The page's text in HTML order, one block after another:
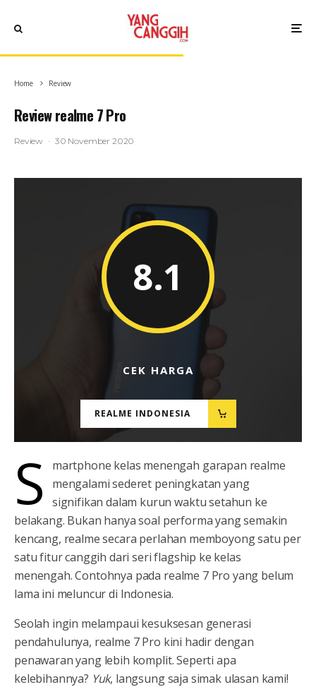
Home Review
Review realme 7 Pro
Review · 30 November 2020
8.1
CEK HARGA
REALME INDONESIA
S
martphone kelas menengah garapan realme
mengalami sederet peningkatan yang
signifikan dalam kurun waktu setahun ke
belakang. Bukan hanya soal performa yang semakin
kencang, realme secara perlahan memboyong satu per
satu fitur canggih dari seri flagship ke kelas
menengah. Contohnya pada realme 7 Pro yang belum
lama ini meluncur di Indonesia.
Seolah ingin melampaui kesuksesan generasi
pendahulunya, realme 7 Pro kini hadir dengan
penawaran yang lebih komplit. Seperti apa
kelebihannya? Yuk, langsung saja simak ulasan kami!